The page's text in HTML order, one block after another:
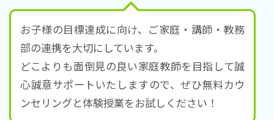
お子様の目標達成に向け、ご家庭・講師・教務
部の連携を大切にしています。
どこよりも面倒見の良い家庭教師を目指して誠
心誠意サポートいたしますので、ぜひ無料カウ
ンセリングと体験授業をお試しください！